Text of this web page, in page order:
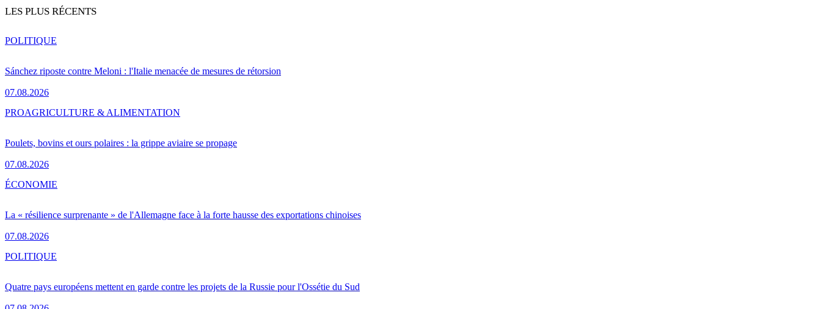
LES PLUS RÉCENTS
Sánchez riposte contre Meloni : l'Italie menacée de mesures de rétorsion
07.08.2026
POLITIQUE
Poulets, bovins et ours polaires : la grippe aviaire se propage
07.08.2026
PROAGRICULTURE & ALIMENTATION
La « résilience surprenante » de l'Allemagne face à la forte hausse des exportations chinoises
07.08.2026
ÉCONOMIE
Quatre pays européens mettent en garde contre les projets de la Russie pour l'Ossétie du Sud
POLITIQUE